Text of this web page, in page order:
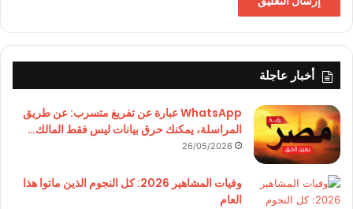
أخبار عاجلة
WhatsApp عبارة عن تفريغ متسرب: عن طريق
المراسلة، يمكنك حرق بيانات ليس فقط المالك…
26/05/2026
وفيات المشاهير 2026: كل النجوم الذين ماتوا هذا
العام